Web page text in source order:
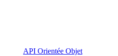
API Orientée Objet